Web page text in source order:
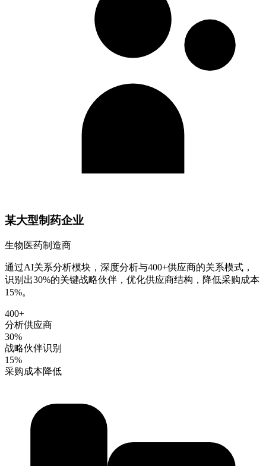
某大型制药企业
生物医药制造商
通过AI关系分析模块，深度分析与400+供应商的关系模式，
识别出30%的关键战略伙伴，优化供应商结构，降低采购成本
15%。
400+
分析供应商
30%
战略伙伴识别
15%
采购成本降低